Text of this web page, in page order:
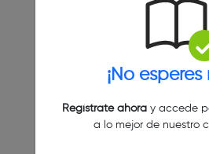
¡No esperes
Regístrate ahoray accede
a lo mejor de nuestro